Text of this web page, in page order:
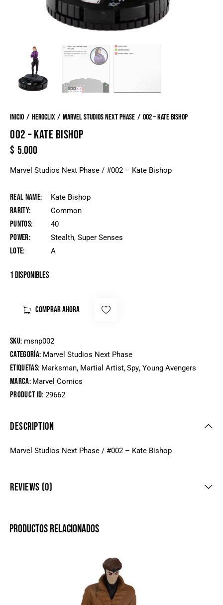
Inicio Heroclix Marvel Studios Next Phase 002 – Kate Bishop
002 – KATE BISHOP
$ 5.000
Marvel Studios Next Phase / #002 – Kate Bishop
Real Name Kate Bishop
Rarity Common
Puntos 40
Power Stealth, Super Senses
Lote A
1 disponibles
COMPRAR AHORA
SKU: msnp002
Categoría: Marvel Studios Next Phase
Etiquetas: Marksman, Martial Artist,Spy, Young Avengers
Marca: Marvel Comics
Product ID:29662
DESCRIPTION
Marvel Studios Next Phase / #002 – Kate Bishop
REVIEWS (0)
PRODUCTOS RELACIONADOS